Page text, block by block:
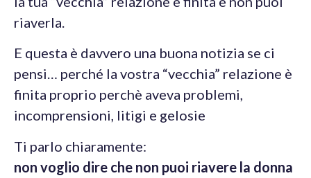
riaverla.
E questa è davvero una buona notizia se ci
pensi… perché la vostra “vecchia” relazione è
finita proprio perchè aveva problemi,
incomprensioni, litigi e gelosie
Ti parlo chiaramente:
non voglio dire che non puoi riavere la donna